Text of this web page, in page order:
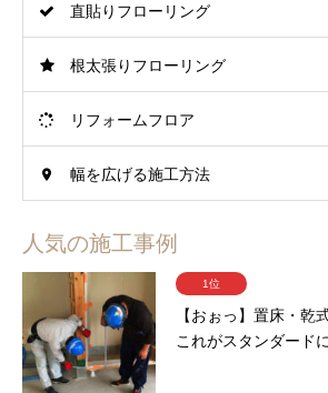
直貼りフローリング
根太張りフローリング
リフォームフロア
幅を広げる施工方法
人気の施工事例
1位
【おぉっ】置床・乾
これがスタンダード